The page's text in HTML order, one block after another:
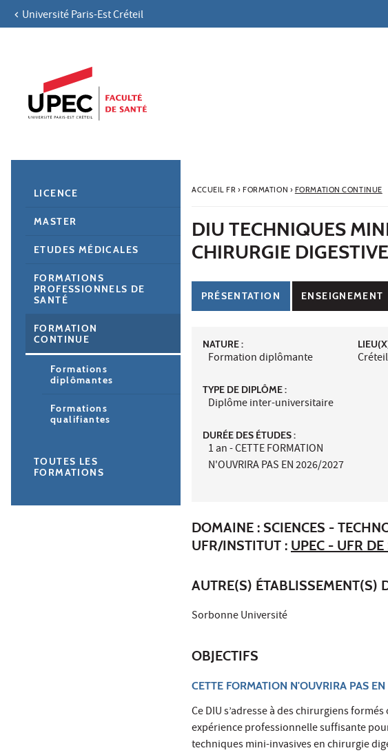
Aller au contenu
Navigation secondaire
Université Paris-Est Créteil
ACCUEIL FR› FORMATION › FORMATION CONTINUE
DIU TECHNIQUES
CHIRURGIE
PRÉSENTATION ENSEIGNEMENT
NATURE :
Formation diplômante
TYPE DE DIPLÔME :
Diplôme inter-universitaire
DURÉE DES ÉTUDES :
1 an - CETTE FORMATION
N'OUVRIRA PAS EN 2026/2027
DOMAINE : SCIENCES -
UFR/INSTITUT : UPEC - UFR DE
AUTRE(S) ÉTABLISSEMENT(S)
Sorbonne Université
OBJECTIFS
CETTE FORMATION N'OUVRIRA PAS
Ce DIU s’adresse à des chirurgiens
expérience professionnelle suffisante
techniques mini-invasives en chirurgie
LICENCE
MASTER
ETUDES MÉDICALES
FORMATIONS
PROFESSIONNELS DE
SANTÉ
FORMATION
CONTINUE
Formations
diplômantes
Formations
qualifiantes
TOUTES LES
FORMATIONS